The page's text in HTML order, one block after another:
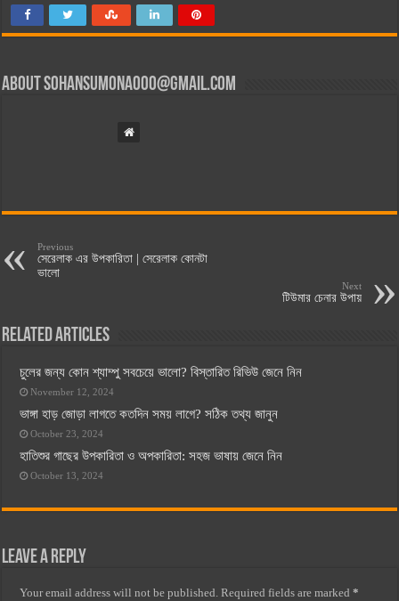
Aboutsohansumona000@gmail.com
Previous
সেরেলাক এর উপকারিতা | সেরেলাক কোনটা
ভালো
Next
টিউমার চেনার উপায়
Related Articles
চুলের জন্য কোন শ্যাম্পু সবচেয়ে ভালো? বিস্তারিত রিভিউ জেনে নিন
November 12, 2024
ভাঙ্গা হাড় জোড়া লাগতে কতদিন সময় লাগে? সঠিক তথ্য জানুন
October 23, 2024
হাতিশুর গাছের উপকারিতা ও অপকারিতা: সহজ ভাষায় জেনে নিন
October 13, 2024
Leave a Reply
Your email address will not be published. Required fields are marked*